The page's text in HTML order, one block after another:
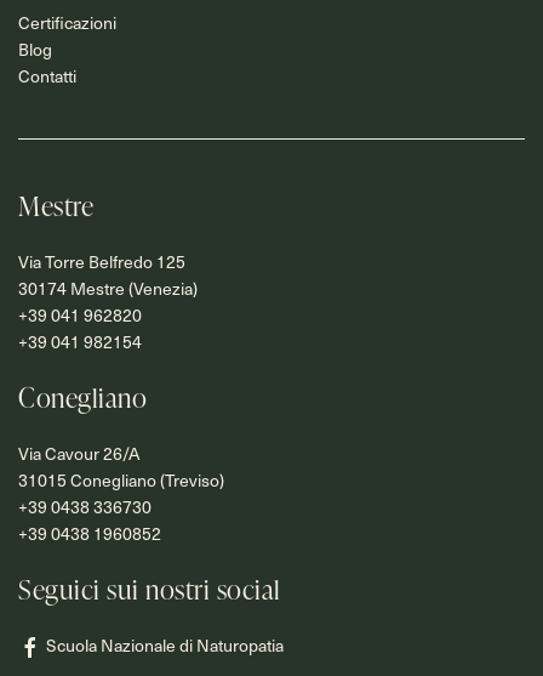
Certificazioni
Blog
Contatti
Mestre
Via Torre Belfredo 125
30174 Mestre (Venezia)
+39 041 962820
+39 041 982154
Conegliano
Via Cavour 26/A
31015 Conegliano (Treviso)
+39 0438 336730
+39 0438 1960852
Seguici sui nostri social
Scuola Nazionale di Naturopatia